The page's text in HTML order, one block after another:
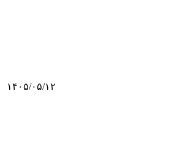
۱۴۰۵/۰۵/۱۲